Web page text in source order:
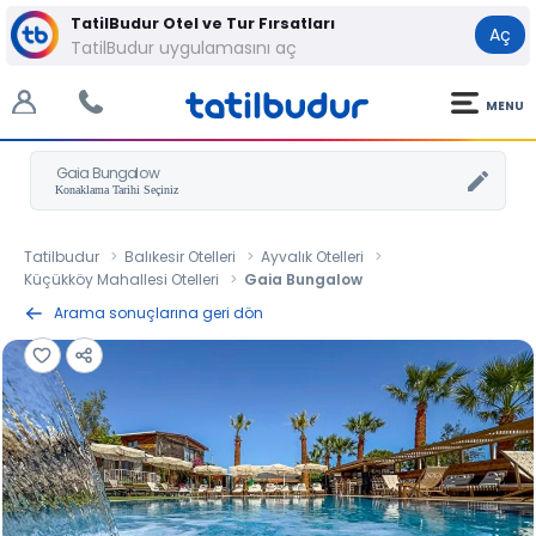
TatilBudur Otel ve Tur Fırsatları
TatilBudur uygulamasını aç
Aç
MENU
Gaia Bungalow
Tatilbudur Balıkesir Otelleri
Ayvalık Otelleri
Küçükköy Mahallesi Otelleri
Gaia Bungalow
Arama sonuçlarına geri dön